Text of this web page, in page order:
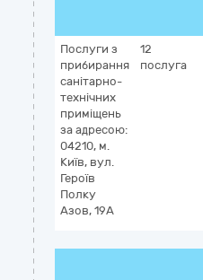
Послуги з
прибирання
санітарно-
технічних
приміщень
за адресою:
04210, м.
Київ, вул.
Героїв
Полку
Азов, 19А
12
послуга